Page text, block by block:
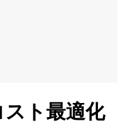
ト最適化